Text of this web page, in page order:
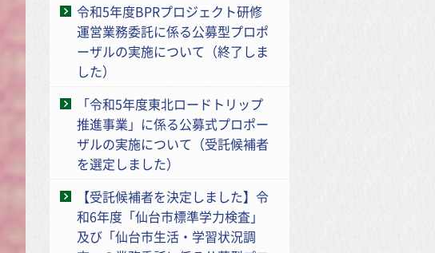
令和5年度BPRプロジェクト研修
運営業務委託に係る公募型プロポ
ーザルの実施について（終了しま
した）
「令和5年度東北ロードトリップ
推進事業」に係る公募式プロポー
ザルの実施について（受託候補者
を選定しました）
【受託候補者を決定しました】令
和6年度「仙台市標準学力検査」
及び「仙台市生活・学習状況調